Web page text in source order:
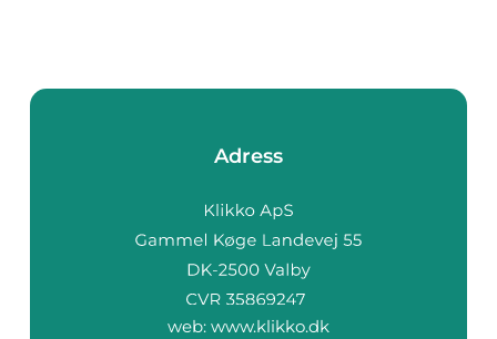
Adress
web: www.klikko.dk